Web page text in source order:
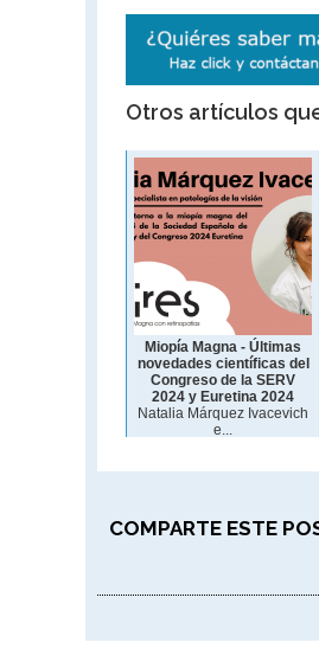
Otros artículos
Miopía Magna - Últimas
novedades científicas del
Congreso de la SERV
2024 y Euretina 2024
Natalia Márquez Ivacevich
e...
COMPARTE ESTE